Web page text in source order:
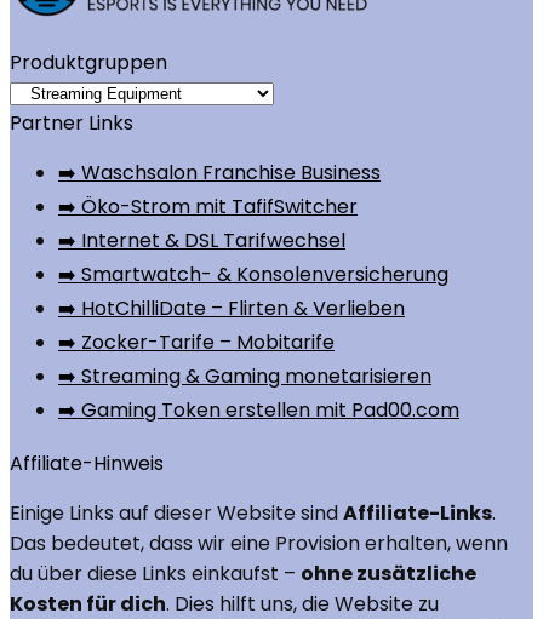
Produktgruppen
Partner Links
➡️ Waschsalon Franchise Business
➡️ Öko-Strom mit TafifSwitcher
➡️ Internet & DSL Tarifwechsel
➡️ Smartwatch- & Konsolenversicherung
➡️ HotChilliDate – Flirten & Verlieben
➡️ Zocker-Tarife – Mobitarife
➡️ Streaming & Gaming monetarisieren
➡️ Gaming Token erstellen mit Pad00.com
Affiliate-Hinweis
Einige Links auf dieser Website sindAffiliate-Links.
Das bedeutet, dass wir eine Provision erhalten, wenn
du über diese Links einkaufst – ohne zusätzliche
Kosten für dich. Dies hilft uns, die Website zu